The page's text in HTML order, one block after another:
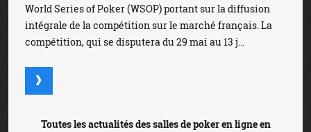
World Series of Poker (WSOP) portant sur la diffusion
intégrale de la compétition sur le marché français. La
compétition, qui se disputera du 29 mai au 13 j...
Toutes les actualités des salles de poker en ligne en